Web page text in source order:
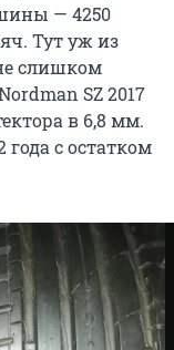
— 4250
Тут уж из
слишком
SZ 2017
в 6,8 мм.
года с остатком